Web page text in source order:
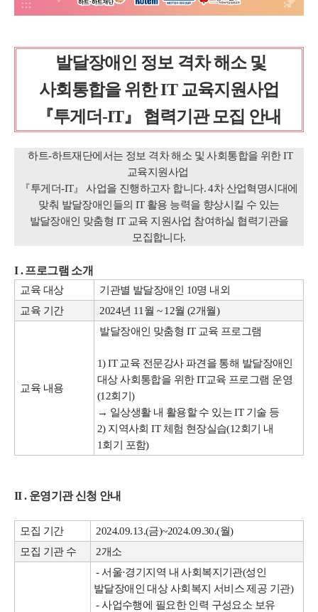
발달장애인 정보 격차 해소 및
사회통합을 위한 IT 교육지원사업
『투게더-IT』 협력기관 모집 안내
하트-하트재단에서는 정보 격차 해소 및 사회통합을 위한 IT
교육지원사업
『투게더-IT』 사업을 진행하고자 합니다. 4차 산업혁명시대에
맞춰 발달장애인들의 IT 활용 능력을 향상시킬 수 있는
발달장애인 맞춤형 IT 교육 지원사업 참여하실 협력기관을
모집합니다.
I . 프로그램 소개
교육 대상
기관별 발달장애인 10명 내외
교육 기간
2024년 11월 ~ 12월 (2개월)
교육 내용
발달장애인 맞춤형 IT 교육 프로그램
1) IT 교육 전문강사 파견을 통해 발달장애인
대상 사회통합을 위한 IT교육 프로그램 운영
(12회기)
→ 일상생활 내 활용할 수 있는 IT 기술 등
2) 지역사회 IT 체험 현장실습(12회기 내
1회기 포함)
II . 운영기관 신청 안내
모집 기간
2024.09.13.(금)~2024.09.30.(월)
모집 기관 수
2개소
- 서울·경기지역 내 사회복지기관(성인
발달장애인 대상 사회복지 서비스 제공 기관)
- 사업수행에 필요한 인력 구성요소 보유